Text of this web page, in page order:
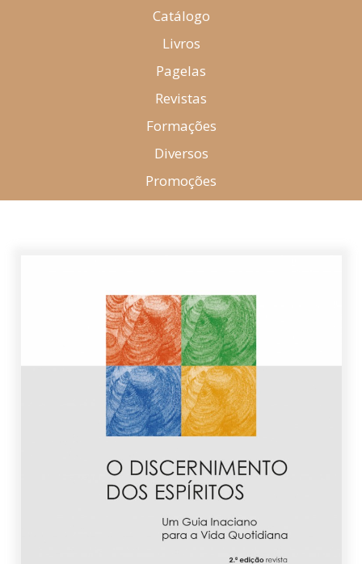
Catálogo
Livros
Pagelas
Revistas
Formações
Diversos
Promoções